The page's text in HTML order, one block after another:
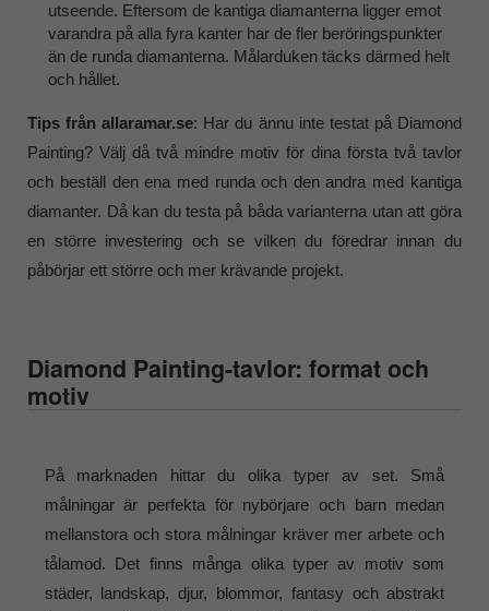
utseende. Eftersom de kantiga diamanterna ligger emot
varandra på alla fyra kanter har de fler beröringspunkter
än de runda diamanterna. Målarduken täcks därmed helt
och hållet.
Tips från allaramar.se: Har du ännu inte testat på Diamond
Painting? Välj då två mindre motiv för dina första två tavlor
och beställ den ena med runda och den andra med kantiga
diamanter. Då kan du testa på båda varianterna utan att göra
en större investering och se vilken du föredrar innan du
påbörjar ett större och mer krävande projekt.
Diamond Painting-tavlor: format och
motiv
På marknaden hittar du olika typer av set. Små
målningar är perfekta för nybörjare och barn medan
mellanstora och stora målningar kräver mer arbete och
tålamod. Det finns många olika typer av motiv som
städer, landskap, djur, blommor, fantasy och abstrakt